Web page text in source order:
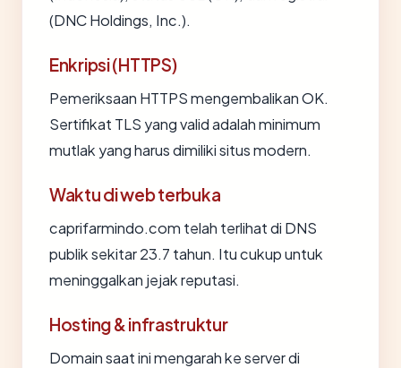
(DNC Holdings, Inc.).
Enkripsi (HTTPS)
Pemeriksaan HTTPS mengembalikan OK.
Sertifikat TLS yang valid adalah minimum
mutlak yang harus dimiliki situs modern.
Waktu di web terbuka
caprifarmindo.com telah terlihat di DNS
publik sekitar 23.7 tahun. Itu cukup untuk
meninggalkan jejak reputasi.
Hosting & infrastruktur
Domain saat ini mengarah ke server di